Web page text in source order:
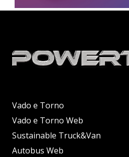
Vado e Torno
Vado e Torno Web
Sustainable Truck&Van
Autobus Web